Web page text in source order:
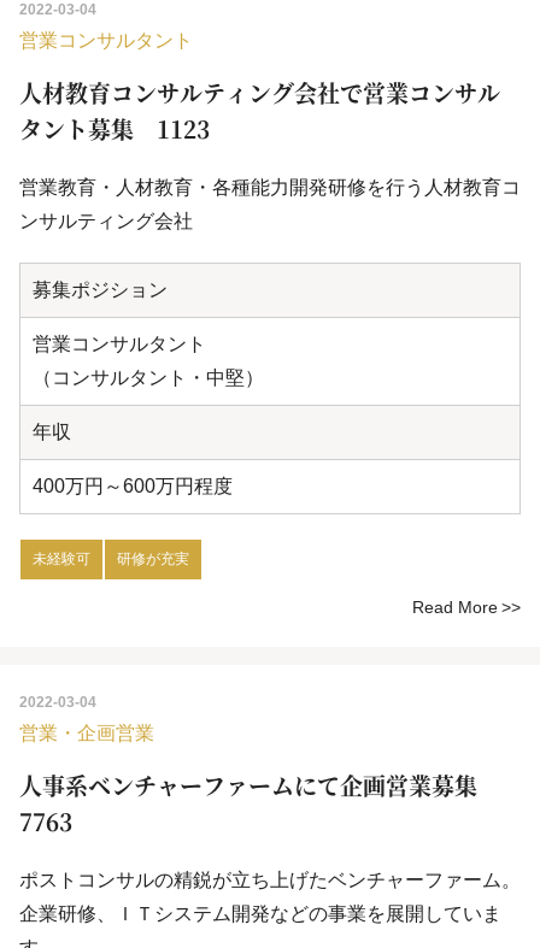
2022-03-04
営業コンサルタント
人材教育コンサルティング会社で営業コンサル
タント募集 1123
営業教育・人材教育・各種能力開発研修を行う人材教育コ
ンサルティング会社
募集ポジション
営業コンサルタント
（コンサルタント・中堅）
年収
400万円～600万円程度
未経験可 研修が充実
Read More
2022-03-04
営業・企画営業
人事系ベンチャーファームにて企画営業募集
7763
ポストコンサルの精鋭が立ち上げたベンチャーファーム。
企業研修、ＩＴシステム開発などの事業を展開していま